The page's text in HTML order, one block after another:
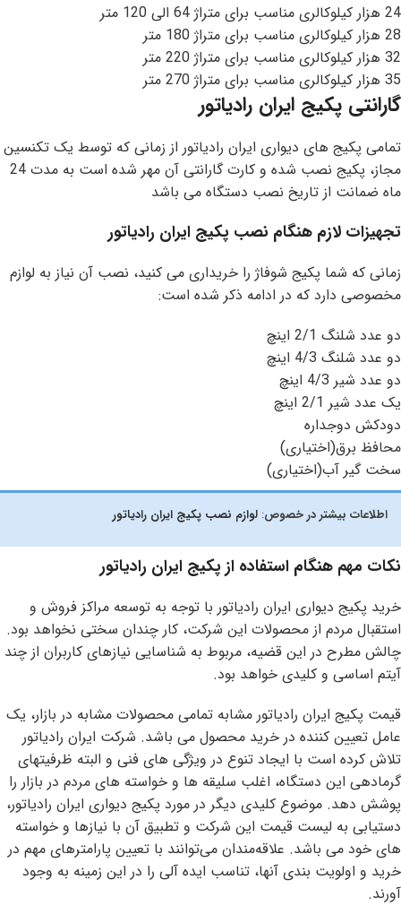
24 هزار کیلوکالری مناسب برای متراژ 64 الی 120 متر
28 هزار کیلوکالری مناسب برای متراژ 180 متر
32 هزار کیلوکالری مناسب برای متراژ 220 متر
35 هزار کیلوکالری مناسب برای متراژ 270 متر
گارانتی پکیج ایران رادیاتور
تمامی پکیج های دیواری ایران رادیاتور از زمانی که توسط یک تکنسین
مجاز، پکیج نصب شده و کارت گارانتی آن مهر شده است به مدت 24
ماه ضمانت از تاریخ نصب دستگاه می باشد
تجهیزات لازم هنگام نصب پکیج ایران رادیاتور
زمانی که شما پکیج شوفاژ را خریداری می کنید، نصب آن نیاز به لوازم
مخصوصی دارد که در ادامه ذکر شده است:
دو عدد شلنگ 2/1 اینچ
دو عدد شلنگ 4/3 اینچ
دو عدد شیر 4/3 اینچ
یک عدد شیر 2/1 اینچ
دودکش دوجداره
محافظ برق(اختیاری)
سخت گیر آب(اختیاری)
اطلاعات بیشتر در خصوص: لوازم نصب پکیج ایران رادیاتور
نکات مهم هنگام استفاده از پکیج ایران رادیاتور
خرید پکیج دیواری ایران رادیاتور با توجه به توسعه مراکز فروش و
استقبال مردم از محصولات این شرکت، کار چندان سختی نخواهد بود.
چالش مطرح در این قضیه، مربوط به شناسایی نیازهای کاربران از چند
آیتم اساسی و کلیدی خواهد بود.
قیمت پکیج ایران رادیاتور مشابه تمامی محصولات مشابه در بازار، یک
عامل تعیین کننده در خرید محصول می باشد. شرکت ایران رادیاتور
تلاش کرده است با ایجاد تنوع در ویژگی های فنی و البته ظرفیتهای
گرمادهی این دستگاه، اغلب سلیقه ها و خواسته های مردم در بازار را
پوشش دهد. موضوع کلیدی دیگر در مورد پکیج دیواری ایران رادیاتور،
دستیابی به لیست قیمت این شرکت و تطبیق آن با نیازها و خواسته
های خود می باشد. علاقه‌مندان می‌توانند با تعیین پارامترهای مهم در
خرید و اولویت بندی آنها، تناسب ایده آلی را در این زمینه به وجود
آورند.